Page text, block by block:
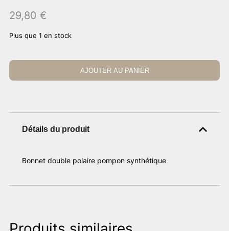
29,80 €
Plus que 1 en stock
AJOUTER AU PANIER
Détails du produit
Bonnet double polaire pompon synthétique